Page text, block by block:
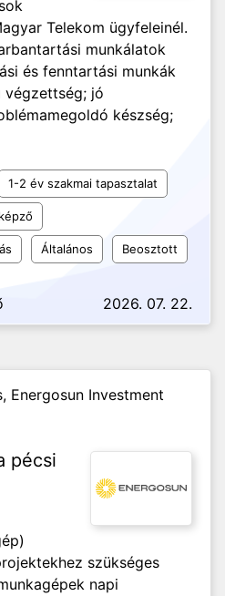
Telekom ügyfeleinél.
munkálatok
és fenntartási munkák
végzettség; jó
készség;
1-2 év szakmai tapasztalat
Általános Beosztott
2026. 07. 22.
Energosun Investment
pécsi
szükséges
napi